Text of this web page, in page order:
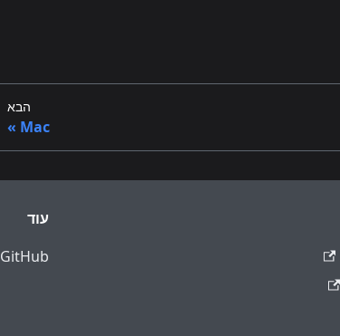
הבא
Mac
עוד
GitHub